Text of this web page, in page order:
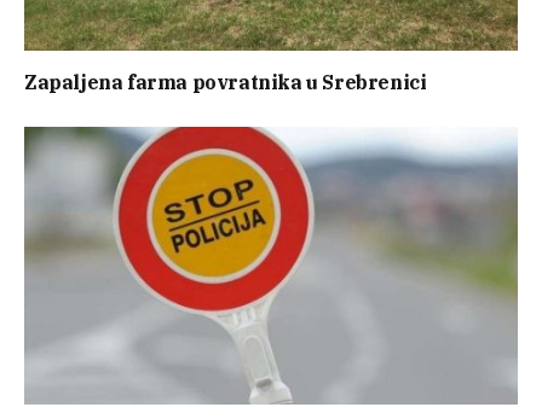
Zapaljena farma povratnika u Srebrenici